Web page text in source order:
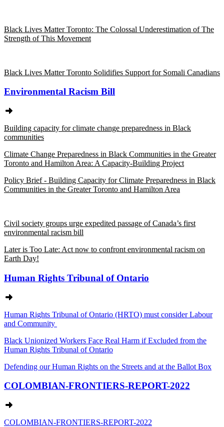
Black Lives Matter Toronto: The Colossal Underestimation of The
Strength of This Movement
Black Lives Matter Toronto Solidifies Support for Somali Canadians
Environmental Racism Bill
Building capacity for climate change preparedness in Black
communities
Climate Change Preparedness in Black Communities in the Greater
Toronto and Hamilton Area: A Capacity-Building Project
Policy Brief - Building Capacity for Climate Preparedness in Black
Communities in the Greater Toronto and Hamilton Area
Civil society groups urge expedited passage of Canada’s first
environmental racism bill
Later is Too Late: Act now to confront environmental racism on
Earth Day!
Human Rights Tribunal of Ontario
Human Rights Tribunal of Ontario (HRTO) must consider Labour
and Community
Black Unionized Workers Face Real Harm if Excluded from the
Human Rights Tribunal of Ontario
Defending our Human Rights on the Streets and at the Ballot Box
COLOMBIAN-FRONTIERS-REPORT-2022
COLOMBIAN-FRONTIERS-REPORT-2022